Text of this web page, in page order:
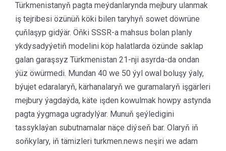
Türkmenistanyň pagta meýdanlarynda mejbury ulanmak
iş tejribesi özünüň köki bilen taryhyň sowet döwrüne
çuňlaşyp gidýär. Öňki SSSR-a mahsus bolan planly
ykdysadyýetiň modelini köp halatlarda özünde saklap
galan garaşsyz Türkmenistan 21-nji asyrda-da ondan
ýüz öwürmedi. Mundan 40 we 50 ýyl owal boluşy ýaly,
býujet edaralaryň, kärhanalaryň we guramalaryň işgärleri
mejbury ýagdaýda, käte işden kowulmak howpy astynda
pagta ýygmaga ugradylýar. Munuň şeýledigini
tassyklaýan subutnamalar näçe diýseň bar. Olaryň iň
soňkylary, iň tämizleri turkmen.news neşiri we adam